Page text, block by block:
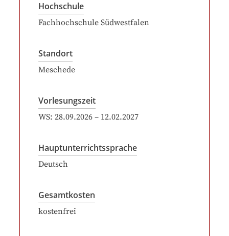
Hochschule
Fachhochschule Südwestfalen
Standort
Meschede
Vorlesungszeit
WS: 28.09.2026 – 12.02.2027
Hauptunterrichtssprache
Deutsch
Gesamtkosten
kostenfrei